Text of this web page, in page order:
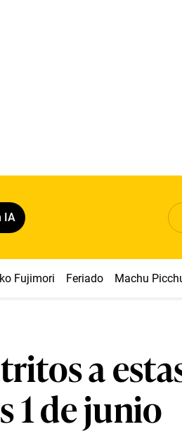
IA
Fujimori Feriado Machu
a
1 de junio